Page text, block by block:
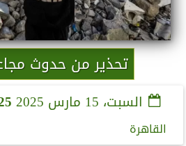
تحذير من حدوث
السبت، 15 مارس 2025
القاهرة